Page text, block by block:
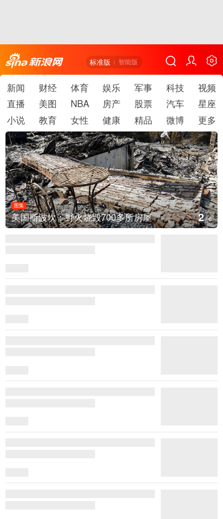
标准版 智能版
新闻 财经 体育 娱乐 军事 科技
视频
直播
美图 NBA 房产 股票 汽车
星座
小说
教育 女性 健康 精品 微博 更多
图集
美国斯波坎：野火烧毁700多所房屋 2/6